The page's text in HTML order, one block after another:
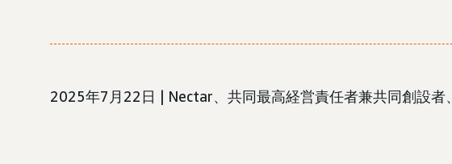
2025年7月22日 | Nectar、共同最高経営責任者兼共同創設者、